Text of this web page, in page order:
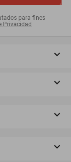
para fines
Privacidad